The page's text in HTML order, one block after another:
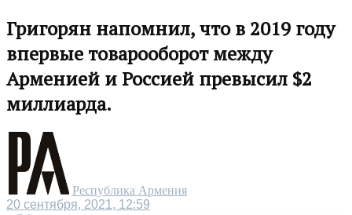
Григорян напомнил, что в 2019 году
впервые товарооборот между
Арменией и Россией превысил $2
миллиарда.
Республика Армения
20 сентября, 2021, 12:59